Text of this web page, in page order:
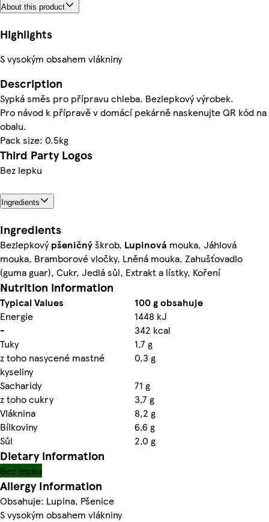
About this product
Highlights
S vysokým obsahem vlákniny
Description
Sypká směs pro přípravu chleba. Bezlepkový výrobek.
Pro návod k přípravě v domácí pekárně naskenujte QR kód na
obalu.
Pack size: 0.5kg
Third Party Logos
Bez lepku
Ingredients
Ingredients
Bezlepkovýpšeničnýškrob, Lupinová mouka, Jáhlová
mouka, Bramborové vločky, Lněná mouka, Zahušťovadlo
(guma guar), Cukr, Jedlá sůl, Extrakt a lístky, Koření
Nutrition information
Typical Values
100 g obsahuje
Energie
1448 kJ
-
342 kcal
Tuky
1,7 g
z toho nasycené mastné
kyseliny
0,3 g
Sacharidy
71 g
z toho cukry
3,7 g
Vláknina
8,2 g
Bílkoviny
6,6 g
Sůl
2,0 g
Dietary information
Bez lepku
Allergy Information
Obsahuje: Lupina, Pšenice
S vysokým obsahem vlákniny